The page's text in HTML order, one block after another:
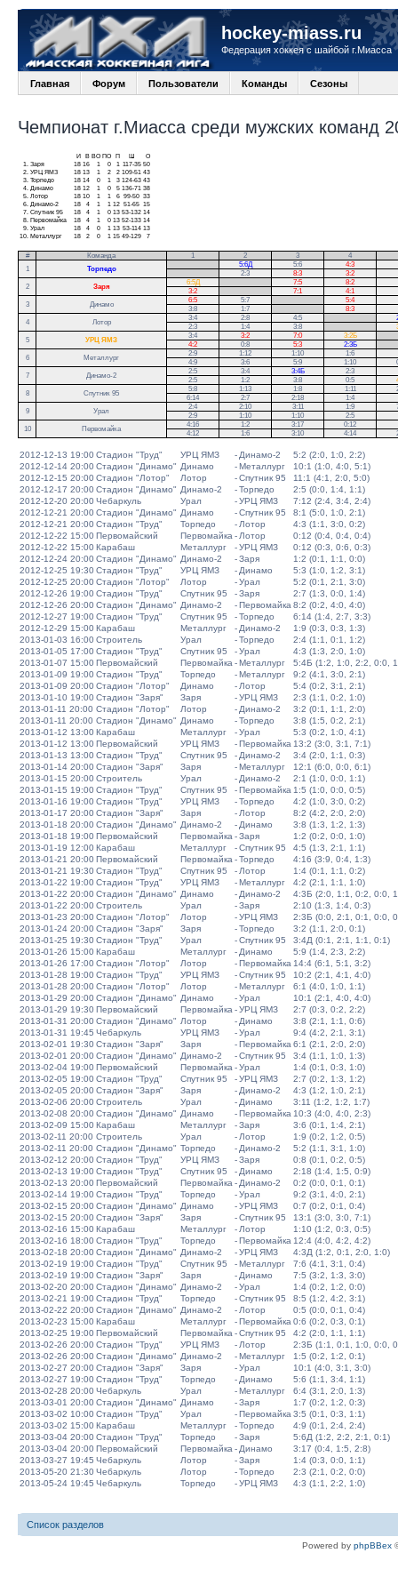
hockey-miass.ru
Федерация хоккея с шайбой г.Миасса
Главная Форум Пользователи Команды Сезоны
Чемпионат г.Миасса среди мужских команд
И В ВО ПО П
О
1.
Заря 18 16 1 0 1 117-35 50
2. УРЦ ЯМЗ 18 13 1 2 2 109-51 43
3. Торпедо 18 14 0 1 3 124-63 43
4.
Динамо 18 12 1 0 5 136-71 38
5. Лотор 18 10 1 1 6 99-50 33
6.
Динамо-2 18 4 1 1 12 51-65 15
7. Спутник 95 18 4 1 0 13 53-132 14
8.
Первомайка 18 4 1 0 13 52-133 14
9. Урал 18 4 0 1 13 53-114 13
10.
Металлург 18 2 0 1 15 49-129 7
# Команда 1 2 3
4
1
Торпедо
5:6Д 5:6
4:3
2:3 8:3
3:2
2
Заря
6:5Д 7:5
8:2
3:2
7:1
4:1
3
Динамо
6:5 5:7
5:4
3:8
1:7
8:3
4
Лотор
3:4 2:8 4:5
2:3
1:4 3:8
5
УРЦ ЯМЗ
3:4 3:2 7:0 3:2Б
4:2
0:8 5:3 2:3Б
6
Металлург
2:9 1:12 1:10
1:6
4:9
3:6 5:9 1:10
7
Динамо-2
2:5 3:4 3:4Б
2:3
2:5
1:2 3:8 0:5
8
Спутник 95
5:8 1:13 1:8 1:11
6:14
2:7 2:18
1:4
9
Урал
2:4 2:10 3:11 1:9
2:9
1:10 1:10
2:5
10
Первомайка
4:16 1:2 3:17
0:12
4:12
1:6 3:10 4:14
2012-12-13 19:00Стадион "Труд" УРЦ ЯМЗ - Динамо-2
5:2 (2:0, 1:0, 2:2)
2012-12-14 20:00Стадион "Динамо" Динамо -Металлург
10:1 (1:0, 4:0, 5:1)
2012-12-15 20:00Стадион "Лотор" Лотор -Спутник 95
11:1 (4:1, 2:0, 5:0)
2012-12-17 20:00Стадион "Динамо" Динамо-2 -Торпедо
2:5 (0:0, 1:4, 1:1)
2012-12-20 20:00Чебаркуль Урал -УРЦ ЯМЗ
7:12 (2:4, 3:4, 2:4)
2012-12-21 20:00Стадион "Динамо" Динамо -Спутник 95
8:1 (5:0, 1:0, 2:1)
2012-12-21 20:00Стадион "Труд" Торпедо - Лотор
4:3 (1:1, 3:0, 0:2)
2012-12-22 15:00Первомайский Первомайка - Лотор
0:12 (0:4, 0:4, 0:4)
2012-12-22 15:00Карабаш Металлург -УРЦ ЯМЗ
0:12 (0:3, 0:6, 0:3)
2012-12-24 20:00Стадион "Динамо" Динамо-2 -Заря
1:2 (0:1, 1:1, 0:0)
2012-12-25 19:30Стадион "Труд" УРЦ ЯМЗ - Динамо
5:3 (1:0, 1:2, 3:1)
2012-12-25 20:00Стадион "Лотор" Лотор -Урал
5:2 (0:1, 2:1, 3:0)
2012-12-26 19:00Стадион "Труд" Спутник 95 -Заря
2:7 (1:3, 0:0, 1:4)
2012-12-26 20:00Стадион "Динамо" Динамо-2 -Первомайка 8:2 (0:2, 4:0, 4:0)
2012-12-27 19:00Стадион "Труд" Спутник 95 -Торпедо
6:14 (1:4, 2:7, 3:3)
2012-12-29 15:00Карабаш Металлург - Динамо-2
1:9 (0:3, 0:3, 1:3)
2013-01-03 16:00Строитель Урал -Торпедо
2:4 (1:1, 0:1, 1:2)
2013-01-05 17:00Стадион "Труд" Спутник 95 -Урал
4:3 (1:3, 2:0, 1:0)
2013-01-07 15:00Первомайский Первомайка -Металлург
5:4Б (1:2, 1:0, 2:2, 0:0,
2013-01-09 19:00Стадион "Труд" Торпедо -Металлург
9:2 (4:1, 3:0, 2:1)
2013-01-09 20:00Стадион "Лотор" Динамо - Лотор
5:4 (0:2, 3:1, 2:1)
2013-01-10 19:00Стадион "Заря" Заря -УРЦ ЯМЗ
2:3 (1:1, 0:2, 1:0)
2013-01-11 20:00 Стадион "Лотор" Лотор - Динамо-2
3:2 (0:1, 1:1, 2:0)
2013-01-11 20:00 Стадион "Динамо" Динамо -Торпедо
3:8 (1:5, 0:2, 2:1)
2013-01-12 13:00Карабаш Металлург -Урал
5:3 (0:2, 1:0, 4:1)
2013-01-12 13:00Первомайский УРЦ ЯМЗ -Первомайка 13:2 (3:0, 3:1, 7:1)
2013-01-13 13:00Стадион "Труд" Спутник 95 - Динамо-2
3:4 (2:0, 1:1, 0:3)
2013-01-14 20:00Стадион "Заря" Заря -Металлург
12:1 (6:0, 0:0, 6:1)
2013-01-15 20:00Строитель Урал - Динамо-2
2:1 (1:0, 0:0, 1:1)
2013-01-15 19:00Стадион "Труд" Спутник 95 -Первомайка 1:5 (1:0, 0:0, 0:5)
2013-01-16 19:00Стадион "Труд" УРЦ ЯМЗ -Торпедо
4:2 (1:0, 3:0, 0:2)
2013-01-17 20:00Стадион "Заря" Заря - Лотор
8:2 (4:2, 2:0, 2:0)
2013-01-18 20:00Стадион "Динамо" Динамо-2 - Динамо
3:8 (1:3, 1:2, 1:3)
2013-01-18 19:00Первомайский Первомайка -Заря
1:2 (0:2, 0:0, 1:0)
2013-01-19 12:00Карабаш Металлург -Спутник 95
4:5 (1:3, 2:1, 1:1)
2013-01-21 20:00Первомайский Первомайка -Торпедо
4:16 (3:9, 0:4, 1:3)
2013-01-21 19:30Стадион "Труд" Спутник 95 - Лотор
1:4 (0:1, 1:1, 0:2)
2013-01-22 19:00Стадион "Труд" УРЦ ЯМЗ -Металлург
4:2 (2:1, 1:1, 1:0)
2013-01-22 20:00Стадион "Динамо" Динамо - Динамо-2
4:3Б (2:0, 1:1, 0:2, 0:0,
2013-01-22 20:00Строитель Урал -Заря
2:10 (1:3, 1:4, 0:3)
2013-01-23 20:00Стадион "Лотор" Лотор -УРЦ ЯМЗ
2:3Б (0:0, 2:1, 0:1, 0:0,
2013-01-24 20:00Стадион "Заря" Заря -Торпедо
3:2 (1:1, 2:0, 0:1)
2013-01-25 19:30Стадион "Труд" Урал -Спутник 95
3:4Д (0:1, 2:1, 1:1, 0:1)
2013-01-26 15:00Карабаш Металлург - Динамо
5:9 (1:4, 2:3, 2:2)
2013-01-26 17:00Стадион "Лотор" Лотор -Первомайка 14:4 (6:1, 5:1, 3:2)
2013-01-28 19:00Стадион "Труд" УРЦ ЯМЗ -Спутник 95
10:2 (2:1, 4:1, 4:0)
2013-01-28 20:00Стадион "Лотор" Лотор -Металлург
6:1 (4:0, 1:0, 1:1)
2013-01-29 20:00Стадион "Динамо" Динамо -Урал
10:1 (2:1, 4:0, 4:0)
2013-01-29 19:30Первомайский Первомайка -УРЦ ЯМЗ
2:7 (0:3, 0:2, 2:2)
2013-01-31 20:00Стадион "Динамо" Лотор - Динамо
3:8 (2:1, 1:1, 0:6)
2013-01-31 19:45 Чебаркуль УРЦ ЯМЗ -Урал
9:4 (4:2, 2:1, 3:1)
2013-02-01 19:30Стадион "Заря" Заря -Первомайка 6:1 (2:1, 2:0, 2:0)
2013-02-01 20:00Стадион "Динамо" Динамо-2 -Спутник 95
3:4 (1:1, 1:0, 1:3)
2013-02-04 19:00Первомайский Первомайка -Урал
1:4 (0:1, 0:3, 1:0)
2013-02-05 19:00Стадион "Труд" Спутник 95 -УРЦ ЯМЗ
2:7 (0:2, 1:3, 1:2)
2013-02-05 20:00Стадион "Заря" Заря - Динамо-2
4:3 (1:2, 1:0, 2:1)
2013-02-06 20:00Строитель Урал - Динамо
3:11 (1:2, 1:2, 1:7)
2013-02-08 20:00Стадион "Динамо" Динамо -Первомайка 10:3 (4:0, 4:0, 2:3)
2013-02-09 15:00Карабаш Металлург -Заря
3:6 (0:1, 1:4, 2:1)
2013-02-11 20:00 Строитель Урал - Лотор
1:9 (0:2, 1:2, 0:5)
2013-02-11 20:00 Стадион "Динамо" Торпедо - Динамо-2
5:2 (1:1, 3:1, 1:0)
2013-02-12 20:00Стадион "Труд" УРЦ ЯМЗ -Заря
0:8 (0:1, 0:2, 0:5)
2013-02-13 19:00Стадион "Труд" Спутник 95 - Динамо
2:18 (1:4, 1:5, 0:9)
2013-02-13 20:00Первомайский Первомайка - Динамо-2
0:2 (0:0, 0:1, 0:1)
2013-02-14 19:00Стадион "Труд" Торпедо -Урал
9:2 (3:1, 4:0, 2:1)
2013-02-15 20:00Стадион "Динамо" Динамо -УРЦ ЯМЗ
0:7 (0:2, 0:1, 0:4)
2013-02-15 20:00Стадион "Заря" Заря -Спутник 95
13:1 (3:0, 3:0, 7:1)
2013-02-16 15:00Карабаш Металлург - Лотор
1:10 (1:2, 0:3, 0:5)
2013-02-16 18:00Стадион "Труд" Торпедо -Первомайка 12:4 (4:0, 4:2, 4:2)
2013-02-18 20:00Стадион "Динамо" Динамо-2 -УРЦ ЯМЗ
4:3Д (1:2, 0:1, 2:0, 1:0)
2013-02-19 19:00Стадион "Труд" Спутник 95 -Металлург
7:6 (4:1, 3:1, 0:4)
2013-02-19 19:00Стадион "Заря" Заря - Динамо
7:5 (3:2, 1:3, 3:0)
2013-02-20 20:00Стадион "Динамо" Динамо-2 -Урал
1:4 (0:2, 1:2, 0:0)
2013-02-21 19:00Стадион "Труд" Торпедо -Спутник 95
8:5 (1:2, 4:2, 3:1)
2013-02-22 20:00Стадион "Динамо" Динамо-2 - Лотор
0:5 (0:0, 0:1, 0:4)
2013-02-23 15:00Карабаш Металлург -Первомайка 0:6 (0:2, 0:3, 0:1)
2013-02-25 19:00Первомайский Первомайка -Спутник 95
4:2 (2:0, 1:1, 1:1)
2013-02-26 20:00Стадион "Труд" УРЦ ЯМЗ - Лотор
2:3Б (1:1, 0:1, 1:0, 0:0,
2013-02-26 20:00Стадион "Динамо" Динамо-2 -Металлург
1:5 (0:2, 1:2, 0:1)
2013-02-27 20:00Стадион "Заря" Заря -Урал
10:1 (4:0, 3:1, 3:0)
2013-02-27 19:00Стадион "Труд" Торпедо - Динамо
5:6 (1:1, 3:4, 1:1)
2013-02-28 20:00Чебаркуль Урал -Металлург
6:4 (3:1, 2:0, 1:3)
2013-03-01 20:00Стадион "Динамо" Динамо -Заря
1:7 (0:2, 1:2, 0:3)
2013-03-02 10:00Стадион "Труд" Урал -Первомайка 3:5 (0:1, 0:3, 1:1)
2013-03-02 15:00Карабаш Металлург -Торпедо
4:9 (0:1, 2:4, 2:4)
2013-03-04 20:00Стадион "Труд" Торпедо -Заря
5:6Д (1:2, 2:2, 2:1, 0:1)
2013-03-04 20:00Первомайский Первомайка - Динамо
3:17 (0:4, 1:5, 2:8)
2013-03-27 19:45 Чебаркуль Лотор -Заря
1:4 (0:3, 0:0, 1:1)
2013-05-20 21:30Чебаркуль Лотор -Торпедо
2:3 (2:1, 0:2, 0:0)
2013-05-24 19:45 Чебаркуль Торпедо -УРЦ ЯМЗ 4:3 (1:1, 2:2, 1:0)
Список разделов
Powered by phpBBex